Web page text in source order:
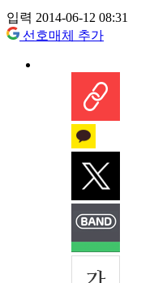
입력 2014-06-12 08:31
선호매체 추가